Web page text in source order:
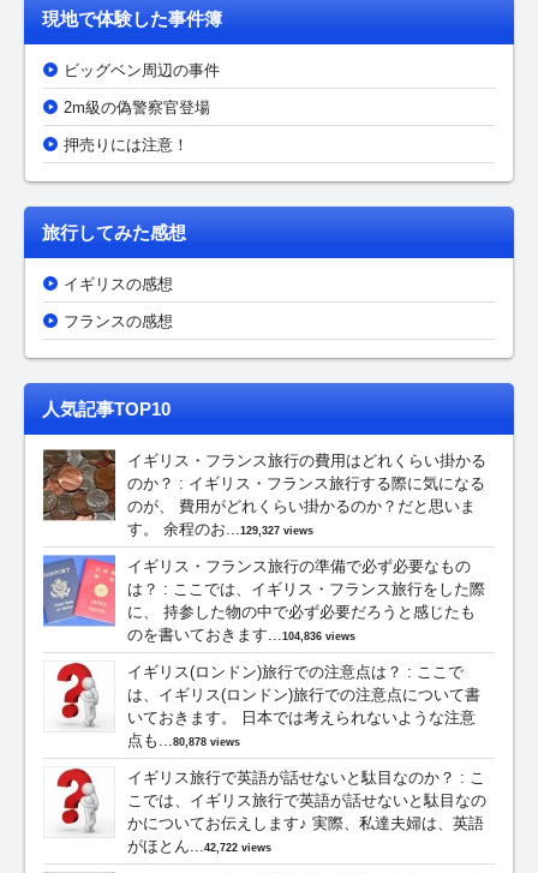
現地で体験した事件簿
ビッグベン周辺の事件
2m級の偽警察官登場
押売りには注意！
旅行してみた感想
イギリスの感想
フランスの感想
人気記事TOP10
イギリス・フランス旅行の費用はどれくらい掛かる
のか？ : イギリス・フランス旅行する際に気になる
のが、 費用がどれくらい掛かるのか？だと思いま
す。 余程のお...129,327 views
イギリス・フランス旅行の準備で必ず必要なもの
は？ : ここでは、イギリス・フランス旅行をした際
に、 持参した物の中で必ず必要だろうと感じたも
のを書いておきます...104,836 views
イギリス(ロンドン)旅行での注意点は？ : ここで
は、イギリス(ロンドン)旅行での注意点について書
いておきます。 日本では考えられないような注意
点も...80,878 views
イギリス旅行で英語が話せないと駄目なのか？ : こ
こでは、イギリス旅行で英語が話せないと駄目なの
かについてお伝えします♪ 実際、私達夫婦は、英語
がほとん...42,722 views